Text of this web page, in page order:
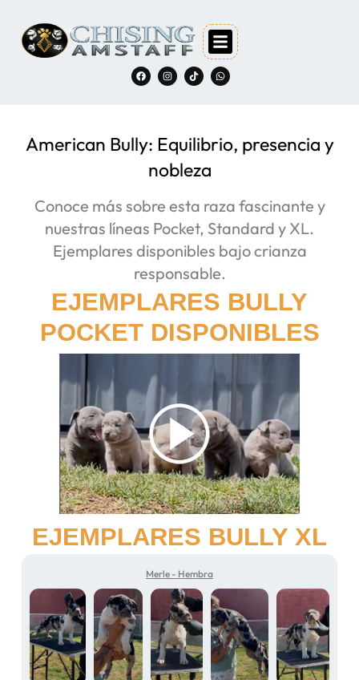
American Bully: Equilibrio, presencia y
nobleza
Conoce más sobre esta raza fascinante y
nuestras líneas Pocket, Standard y XL.
Ejemplares disponibles bajo crianza
responsable.
EJEMPLARES BULLY
POCKET DISPONIBLES
EJEMPLARES BULLY XL
Merle - Hembra